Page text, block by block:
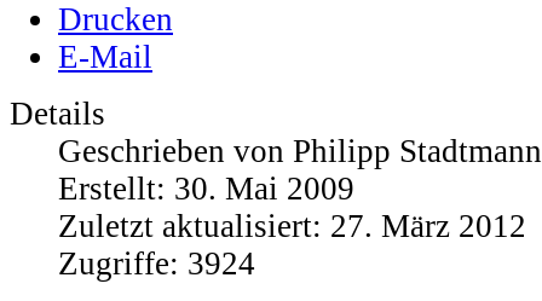
Drucken
E-Mail
Details
Geschrieben von Philipp Stadtmann
Erstellt: 30. Mai 2009
Zuletzt aktualisiert: 27. März 2012
Zugriffe: 3924